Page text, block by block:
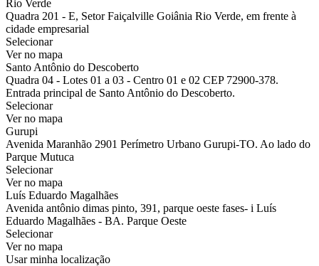
Rio Verde
Quadra 201 - E, Setor Faiçalville Goiânia Rio Verde, em frente à
cidade empresarial
Selecionar
Ver no mapa
Santo Antônio do Descoberto
Quadra 04 - Lotes 01 a 03 - Centro 01 e 02 CEP 72900-378.
Entrada principal de Santo Antônio do Descoberto.
Selecionar
Ver no mapa
Gurupi
Avenida Maranhão 2901 Perímetro Urbano Gurupi-TO. Ao lado do
Parque Mutuca
Selecionar
Ver no mapa
Luís Eduardo Magalhães
Avenida antônio dimas pinto, 391, parque oeste fases- i Luís
Eduardo Magalhães - BA. Parque Oeste
Selecionar
Ver no mapa
Usar minha localização